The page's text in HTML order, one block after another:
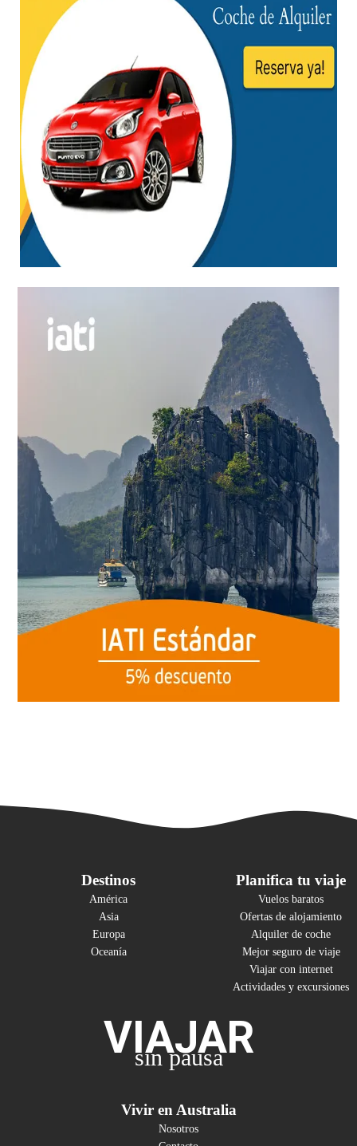
Destinos
América
Asia
Europa
Oceanía
Planifica tu viaje
Vuelos baratos
Ofertas de alojamiento
Alquiler de coche
Mejor seguro de viaje
Viajar con internet
Actividades y excursiones
VIAJAR
sin pausa
Vivir en Australia
Nosotros